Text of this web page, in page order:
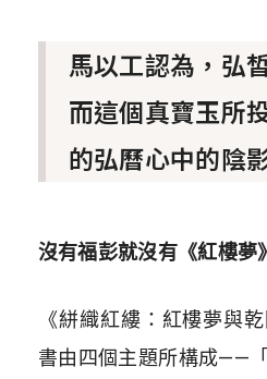
馬以工認為，弘
而這個真寶玉所
的弘曆心中的陰
沒有福彭就沒有《紅樓夢》
《絣織紅縷：紅樓夢與
書由四個主題所構成——